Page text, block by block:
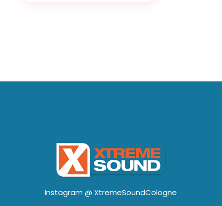
Instagram @ XtremeSoundCologne